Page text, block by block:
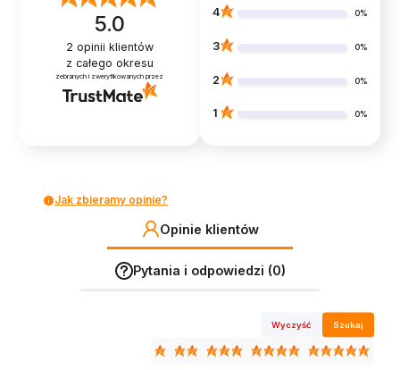
5.0
2 opinii klientów
z całego okresu
zebranych i zweryfikowanych przez
4 0%
3 0%
2 0%
1 0%
Jak zbieramy opinie?
Opinie klientów
Pytania i odpowiedzi (0)
Wyczyść Szukaj